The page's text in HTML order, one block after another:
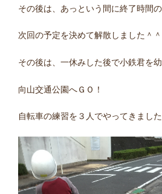
その後は、あっという間に終了時間
次回の予定を決めて解散しました＾＾
その後は、一休みした後で小鉄君を
向山交通公園へＧＯ！
自転車の練習を３人でやってきまし